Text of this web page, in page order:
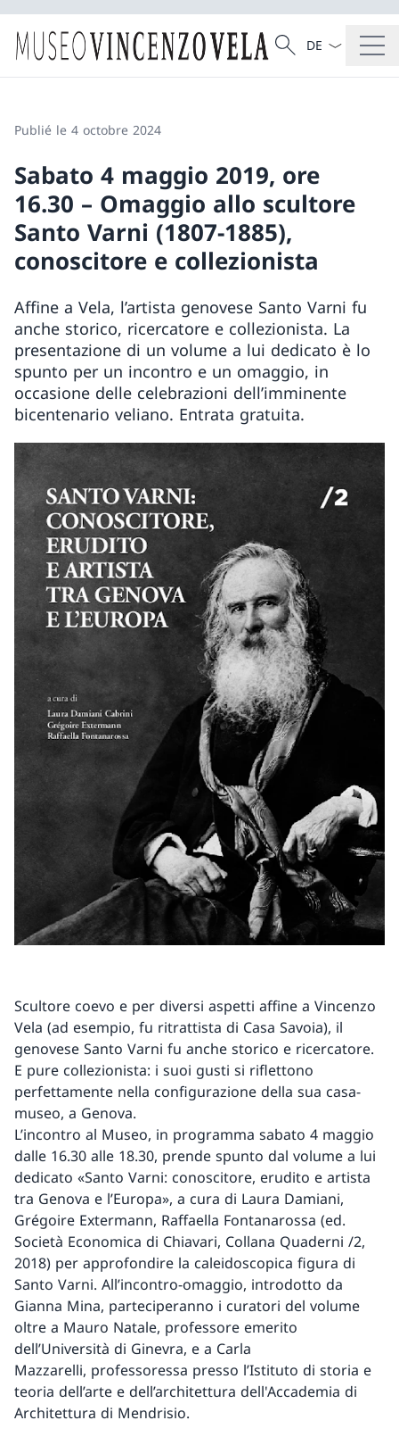
Recherche
Recherche
La langue
Publié le 4 octobre 2024
Sabato 4 maggio 2019, ore
16.30 – Omaggio allo scultore
Santo Varni (1807-1885),
conoscitore e collezionista
Affine a Vela, l’artista genovese Santo Varni fu
anche storico, ricercatore e collezionista. La
presentazione di un volume a lui dedicato è lo
spunto per un incontro e un omaggio, in
occasione delle celebrazioni dell’imminente
bicentenario veliano. Entrata gratuita.
Scultore coevo e per diversi aspetti affine a Vincenzo
Vela (ad esempio, fu ritrattista di Casa Savoia), il
genovese Santo Varni fu anche storico e ricercatore.
E pure collezionista: i suoi gusti si riflettono
perfettamente nella configurazione della sua casa-
museo, a Genova.
L’incontro al Museo, in programma sabato 4 maggio
dalle 16.30 alle 18.30, prende spunto dal volume a lui
dedicato «Santo Varni: conoscitore, erudito e artista
tra Genova e l’Europa», a cura di Laura Damiani,
Grégoire Extermann, Raffaella Fontanarossa (ed.
Società Economica di Chiavari, Collana Quaderni /2,
2018) per approfondire la caleidoscopica figura di
Santo Varni. All’incontro-omaggio, introdotto da
Gianna Mina, parteciperanno i curatori del volume
oltre a Mauro Natale, professore emerito
dell’Università di Ginevra, e a Carla
Mazzarelli, professoressa presso l’Istituto di storia e
teoria dell’arte e dell’architettura dell'Accademia di
Architettura di Mendrisio.